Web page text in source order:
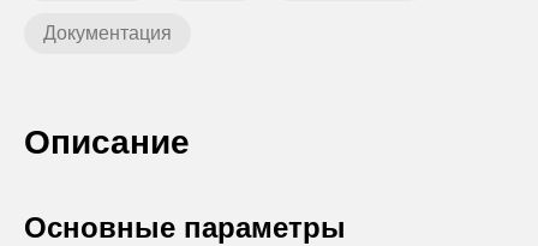
Документация
Описание
Основные параметры